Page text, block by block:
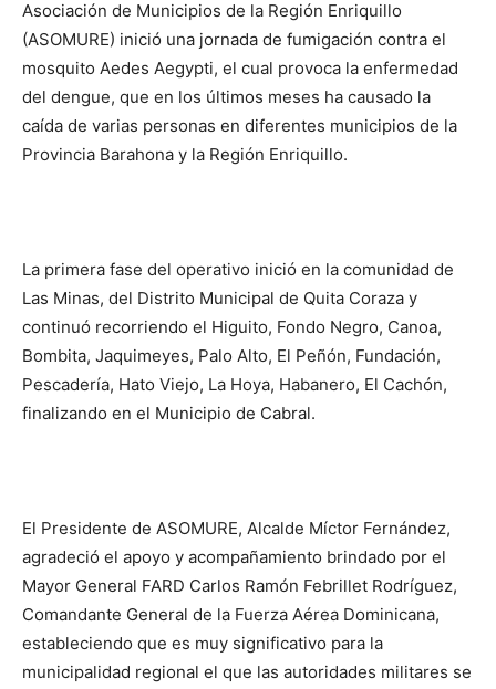
Asociación de Municipios de la Región Enriquillo
(ASOMURE) inició una jornada de fumigación contra el
mosquito Aedes Aegypti, el cual provoca la enfermedad
del dengue, que en los últimos meses ha causado la
caída de varias personas en diferentes municipios de la
Provincia Barahona y la Región Enriquillo.
La primera fase del operativo inició en la comunidad de
Las Minas, del Distrito Municipal de Quita Coraza y
continuó recorriendo el Higuito, Fondo Negro, Canoa,
Bombita, Jaquimeyes, Palo Alto, El Peñón, Fundación,
Pescadería, Hato Viejo, La Hoya, Habanero, El Cachón,
finalizando en el Municipio de Cabral.
El Presidente de ASOMURE, Alcalde Míctor Fernández,
agradeció el apoyo y acompañamiento brindado por el
Mayor General FARD Carlos Ramón Febrillet Rodríguez,
Comandante General de la Fuerza Aérea Dominicana,
estableciendo que es muy significativo para la
municipalidad regional el que las autoridades militares se